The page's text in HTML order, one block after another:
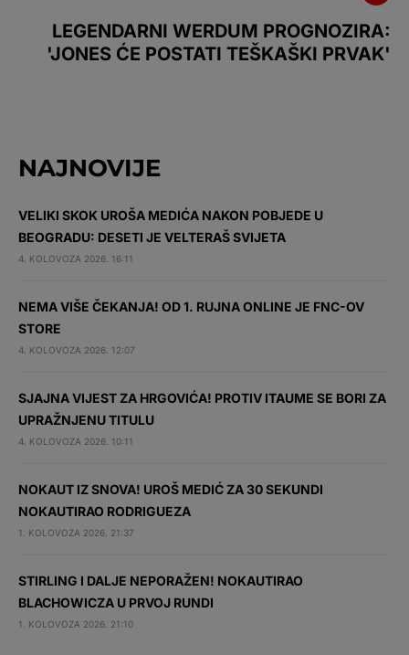
LEGENDARNI WERDUM PROGNOZIRA:
'JONES ĆE POSTATI TEŠKAŠKI PRVAK'
NAJNOVIJE
VELIKI SKOK UROŠA MEDIĆA NAKON POBJEDE U
BEOGRADU: DESETI JE VELTERAŠ SVIJETA
4. KOLOVOZA 2026. 16:11
NEMA VIŠE ČEKANJA! OD 1. RUJNA ONLINE JE FNC-OV
STORE
4. KOLOVOZA 2026. 12:07
SJAJNA VIJEST ZA HRGOVIĆA! PROTIV ITAUME SE BORI ZA
UPRAŽNJENU TITULU
4. KOLOVOZA 2026. 10:11
NOKAUT IZ SNOVA! UROŠ MEDIĆ ZA 30 SEKUNDI
NOKAUTIRAO RODRIGUEZA
1. KOLOVOZA 2026. 21:37
STIRLING I DALJE NEPORAŽEN! NOKAUTIRAO
BLACHOWICZA U PRVOJ RUNDI
1. KOLOVOZA 2026. 21:10